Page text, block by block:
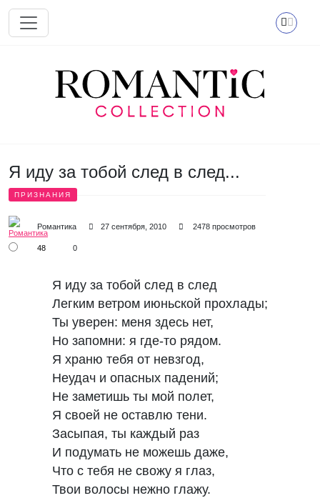
Перейти к основному содержанию
Я иду за тобой след в след...
ПРИЗНАНИЯ
Романтика 27 сентября, 2010 2478 просмотров
48 0
Я иду за тобой след в след
Легким ветром июньской прохлады;
Ты уверен: меня здесь нет,
Но запомни: я где-то рядом.
Я храню тебя от невзгод,
Неудач и опасных падений;
Не заметишь ты мой полет,
Я своей не оставлю тени.
Засыпая, ты каждый раз
И подумать не можешь даже,
Что с тебя не свожу я глаз,
Твои волосы нежно глажу.